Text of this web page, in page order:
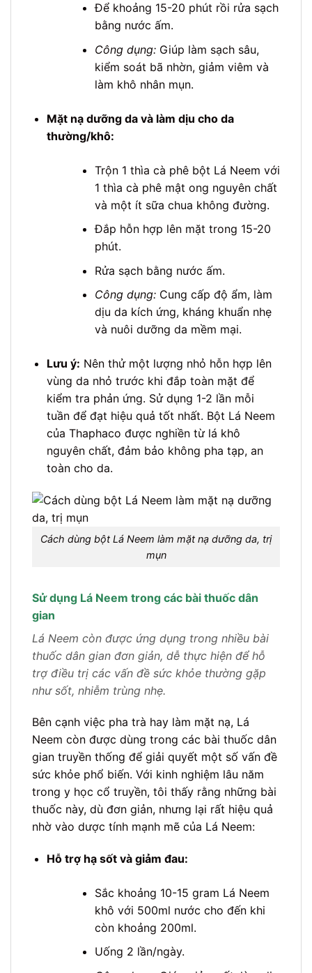
Để khoảng 15-20 phút rồi rửa sạch
bằng nước ấm.
Công dụng:Giúp làm sạch sâu,
kiểm soát bã nhờn, giảm viêm và
làm khô nhân mụn.
Mặt nạ dưỡng da và làm dịu cho da
thường/khô:
Trộn 1 thìa cà phê bột Lá Neem với
1 thìa cà phê mật ong nguyên chất
và một ít sữa chua không đường.
Đắp hỗn hợp lên mặt trong 15-20
phút.
Rửa sạch bằng nước ấm.
Công dụng:Cung cấp độ ẩm, làm
dịu da kích ứng, kháng khuẩn nhẹ
và nuôi dưỡng da mềm mại.
Lưu ý: Nên thử một lượng nhỏ hỗn hợp lên
vùng da nhỏ trước khi đắp toàn mặt để
kiểm tra phản ứng. Sử dụng 1-2 lần mỗi
tuần để đạt hiệu quả tốt nhất. Bột Lá Neem
của Thaphaco được nghiền từ lá khô
nguyên chất, đảm bảo không pha tạp, an
toàn cho da.
Cách dùng bột Lá Neem làm mặt nạ dưỡng da, trị
mụn
Sử dụng Lá Neem trong các bài thuốc dân
gian
Lá Neem còn được ứng dụng trong nhiều bài
thuốc dân gian đơn giản, dễ thực hiện để hỗ
trợ điều trị các vấn đề sức khỏe thường gặp
như sốt, nhiễm trùng nhẹ.
Bên cạnh việc pha trà hay làm mặt nạ, Lá
Neem còn được dùng trong các bài thuốc dân
gian truyền thống để giải quyết một số vấn đề
sức khỏe phổ biến. Với kinh nghiệm lâu năm
trong y học cổ truyền, tôi thấy rằng những bài
thuốc này, dù đơn giản, nhưng lại rất hiệu quả
nhờ vào dược tính mạnh mẽ của Lá Neem:
Hỗ trợ hạ sốt và giảm đau:
Sắc khoảng 10-15 gram Lá Neem
khô với 500ml nước cho đến khi
còn khoảng 200ml.
Uống 2 lần/ngày.